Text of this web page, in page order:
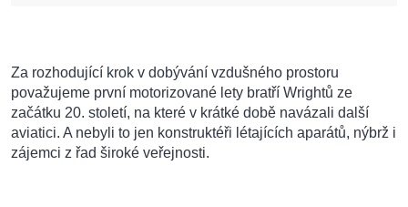
Za rozhodující krok v dobývání vzdušného prostoru
považujeme první motorizované lety bratří Wrightů ze
začátku 20. století, na které v krátké době navázali další
aviatici. A nebyli to jen konstruktéři létajících aparátů, nýbrž i
zájemci z řad široké veřejnosti.